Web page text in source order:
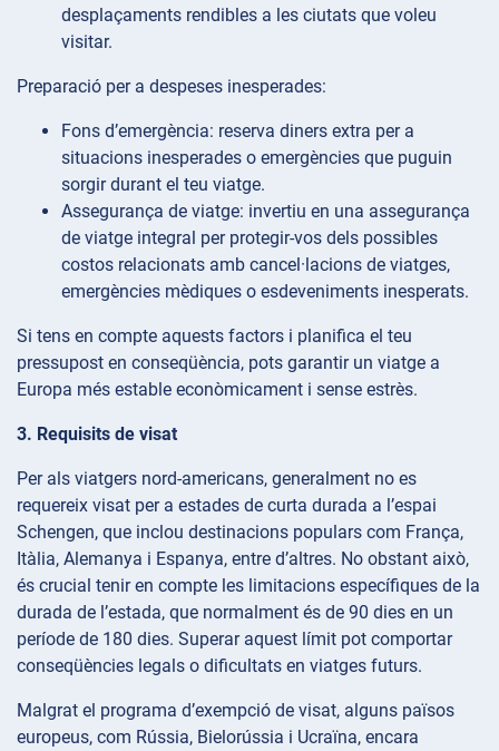
desplaçaments rendibles a les ciutats que voleu
visitar.
Preparació per a despeses inesperades:
Fons d’emergència: reserva diners extra per a
situacions inesperades o emergències que puguin
sorgir durant el teu viatge.
Assegurança de viatge: invertiu en una assegurança
de viatge integral per protegir-vos dels possibles
costos relacionats amb cancel·lacions de viatges,
emergències mèdiques o esdeveniments inesperats.
Si tens en compte aquests factors i planifica el teu
pressupost en conseqüència, pots garantir un viatge a
Europa més estable econòmicament i sense estrès.
3. Requisits de visat
Per als viatgers nord-americans, generalment no es
requereix visat per a estades de curta durada a l’espai
Schengen, que inclou destinacions populars com França,
Itàlia, Alemanya i Espanya, entre d’altres. No obstant això,
és crucial tenir en compte les limitacions específiques de la
durada de l’estada, que normalment és de 90 dies en un
període de 180 dies. Superar aquest límit pot comportar
conseqüències legals o dificultats en viatges futurs.
Malgrat el programa d’exempció de visat, alguns països
europeus, com Rússia, Bielorússia i Ucraïna, encara